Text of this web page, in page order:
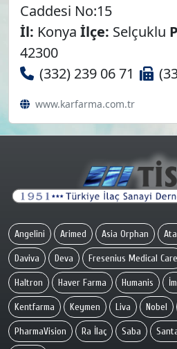
Caddesi No:15
İl: Konya İlçe: Selçuklu
42300
(332) 239 06 71
www.karfarma.com.tr
Angelini Arimed Asia Orphan
Daviva Deva Fresenius Medical Care
Haltron Haver Farma Humanis
Kentfarma Keymen Liva Nobel
PharmaVision Ra İlaç Saba